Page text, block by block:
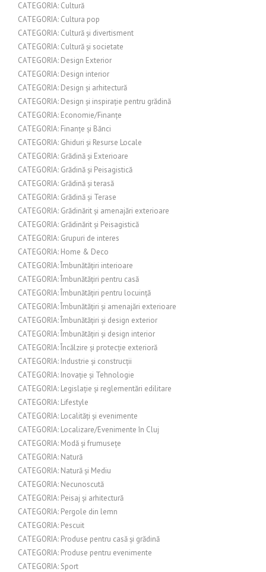
CATEGORIA: Cultură
CATEGORIA: Cultura pop
CATEGORIA: Cultură și divertisment
CATEGORIA: Cultură și societate
CATEGORIA: Design Exterior
CATEGORIA: Design interior
CATEGORIA: Design și arhitectură
CATEGORIA: Design și inspirație pentru grădină
CATEGORIA: Economie/Finanțe
CATEGORIA: Finanțe și Bănci
CATEGORIA: Ghiduri și Resurse Locale
CATEGORIA: Grădină și Exterioare
CATEGORIA: Grădină și Peisagistică
CATEGORIA: Grădină și terasă
CATEGORIA: Grădină și Terase
CATEGORIA: Grădinărit și amenajări exterioare
CATEGORIA: Grădinărit și Peisagistică
CATEGORIA: Grupuri de interes
CATEGORIA: Home & Deco
CATEGORIA: Îmbunătățiri interioare
CATEGORIA: Îmbunătățiri pentru casă
CATEGORIA: Îmbunătățiri pentru locuință
CATEGORIA: Îmbunătățiri și amenajări exterioare
CATEGORIA: Îmbunătățiri și design exterior
CATEGORIA: Îmbunătățiri și design interior
CATEGORIA: Încălzire și protecție exterioră
CATEGORIA: Industrie și construcții
CATEGORIA: Inovație și Tehnologie
CATEGORIA: Legislație și reglementări edilitare
CATEGORIA: Lifestyle
CATEGORIA: Localități și evenimente
CATEGORIA: Localizare/Evenimente în Cluj
CATEGORIA: Modă și frumusețe
CATEGORIA: Natură
CATEGORIA: Natură și Mediu
CATEGORIA: Necunoscută
CATEGORIA: Peisaj și arhitectură
CATEGORIA: Pergole din lemn
CATEGORIA: Pescuit
CATEGORIA: Produse pentru casă și grădină
CATEGORIA: Produse pentru evenimente
CATEGORIA: Sport